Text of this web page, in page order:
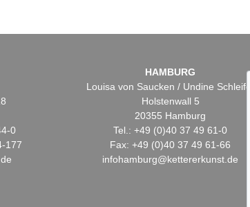
0
177
HAMBURG
Louisa von Saucken / Undine Schleifer
Holstenwall 5
20355 Hamburg
Tel.: +49 (0)40 37 49 61-0
Fax: +49 (0)40 37 49 61-66
infohamburg@kettererkunst.de